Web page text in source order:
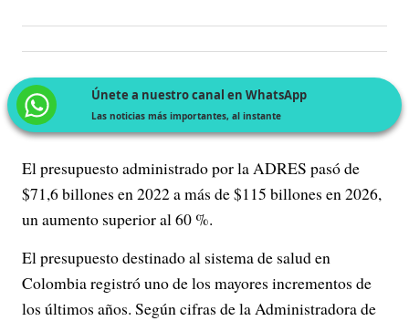
Únete a nuestro canal en WhatsApp
Las noticias más importantes, al instante
El presupuesto administrado por la ADRES pasó de
$71,6 billones en 2022 a más de $115 billones en 2026,
un aumento superior al 60 %.
El presupuesto destinado al sistema de salud en
Colombia registró uno de los mayores incrementos de
los últimos años. Según cifras de la Administradora de